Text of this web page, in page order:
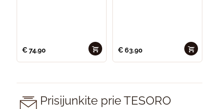
€74.90 €63.90
Prisijunkite prie TESORO